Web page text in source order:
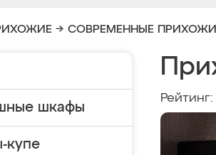
→ СОВРЕМЕННЫЕ
шкафы
купе
Рейтинг: